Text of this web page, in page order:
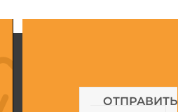
ОТПРАВИТЬ